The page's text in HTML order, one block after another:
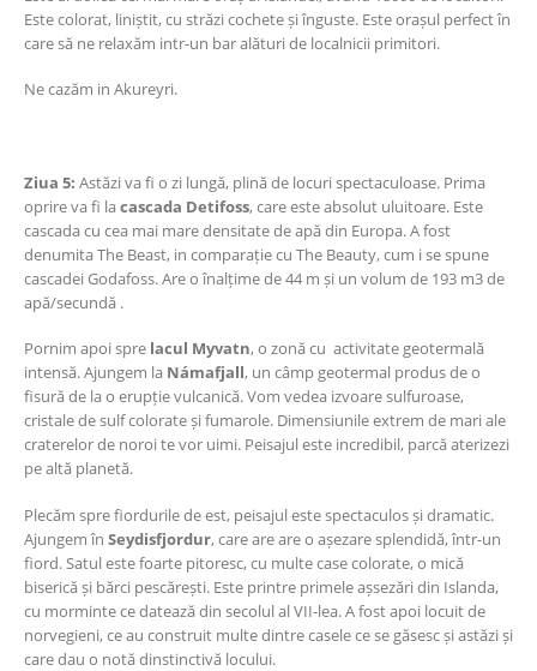
Este colorat, liniștit, cu străzi cochete și înguste. Este orașul perfect în
care să ne relaxăm intr-un bar alături de localnicii primitori.
Ne cazăm in Akureyri.
Ziua 5: Astăzi va fi o zi lungă, plină de locuri spectaculoase. Prima
oprire va fi lacascada Detifoss, care este absolut uluitoare. Este
cascada cu cea mai mare densitate de apă din Europa. A fost
denumita The Beast, in comparație cu The Beauty, cum i se spune
cascadei Godafoss. Are o înalțime de 44 m și un volum de 193 m3 de
apă/secundă .
Pornim apoi spre lacul Myvatn, o zonă cu activitate geotermală
intensă. Ajungem la Námafjall, un câmp geotermal produs de o
fisură de la o erupție vulcanică. Vom vedea izvoare sulfuroase,
cristale de sulf colorate și fumarole. Dimensiunile extrem de mari ale
craterelor de noroi te vor uimi. Peisajul este incredibil, parcă aterizezi
pe altă planetă.
Plecăm spre fiordurile de est, peisajul este spectaculos și dramatic.
Ajungem în Seydisfjordur, care are are o așezare splendidă, într-un
fiord. Satul este foarte pitoresc, cu multe case colorate, o mică
biserică și bărci pescărești. Este printre primele așsezări din Islanda,
cu morminte ce datează din secolul al VII-lea. A fost apoi locuit de
norvegieni, ce au construit multe dintre casele ce se găsesc și astăzi și
care dau o notă dinstinctivă locului.